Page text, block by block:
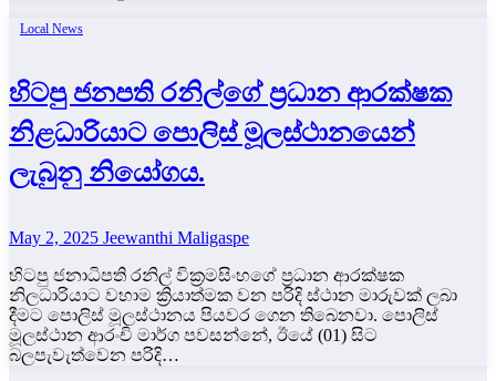
Local News
හිටපු ජනපති රනිල්ගේ ප්‍රධාන ආරක්ෂක
නිළධාරියාට පොලිස් මූලස්ථාන‍යෙන්
ලැබුනු නියෝගය.
May 2, 2025 Jeewanthi Maligaspe
හිටපු ජනාධිපති රනිල් වික්‍රමසිංහගේ ප්‍රධාන ආරක්ෂක
නිලධාරියාට වහාම ක්‍රියාත්මක වන පරිදි ස්ථාන මාරුවක් ලබා
දීමට පොලිස් මූලස්ථානය පියවර ගෙන තිබෙනවා. පොලිස්
මූලස්ථාන ආරංචි මාර්ග පවසන්නේ, ඊයේ (01) සිට
බලපැවැත්වෙන පරිදි…